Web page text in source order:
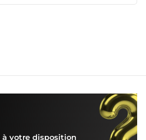
votre disposition